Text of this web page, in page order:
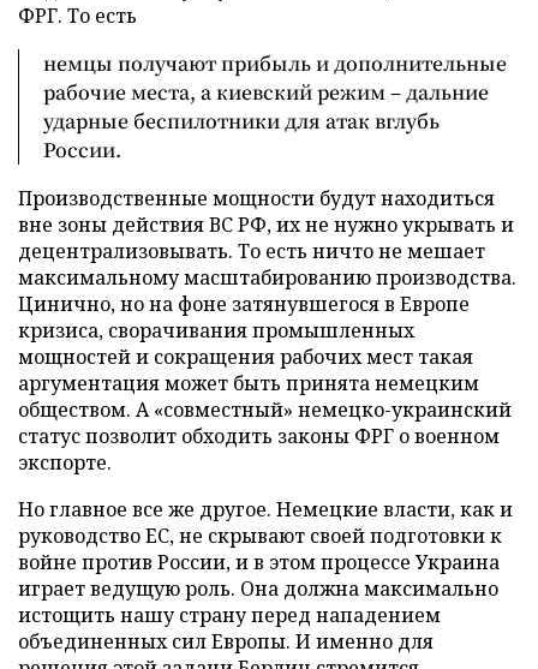
ФРГ. То есть
немцы получают прибыль и дополнительные
рабочие места, а киевский режим – дальние
ударные беспилотники для атак вглубь
России.
Производственные мощности будут находиться
вне зоны действия ВС РФ, их не нужно укрывать и
децентрализовывать. То есть ничто не мешает
максимальному масштабированию производства.
Цинично, но на фоне затянувшегося в Европе
кризиса, сворачивания промышленных
мощностей и сокращения рабочих мест такая
аргументация может быть принята немецким
обществом. А «совместный» немецко-украинский
статус позволит обходить законы ФРГ о военном
экспорте.
Но главное все же другое. Немецкие власти, как и
руководство ЕС, не скрывают своей подготовки к
войне против России, и в этом процессе Украина
играет ведущую роль. Она должна максимально
истощить нашу страну перед нападением
объединенных сил Европы. И именно для